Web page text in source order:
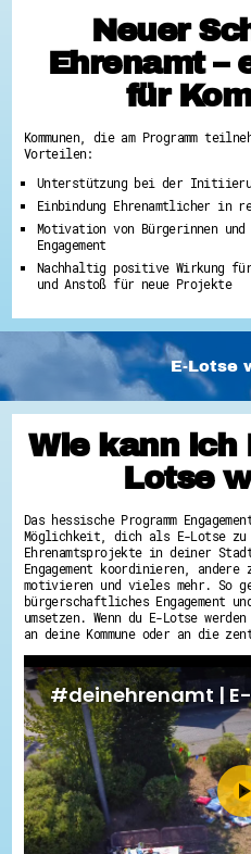
Neuer
Ehrenamt –
für
Kommunen, die am Programm
Vorteilen:
Unterstützung bei der
Einbindung Ehrenamtlicher in
Motivation von Bürgerinnen
Engagement
Nachhaltig positive Wirkung für
und Anstoß für neue Projekte
E-Lotse
Wie kann ich
Lotse
Das hessische Programm
Möglichkeit, dich als E-Lotse
Ehrenamtsprojekte in deiner
Engagement koordinieren,
motivieren und vieles mehr. So
bürgerschaftliches Engagement
umsetzen. Wenn du E-Lotse
an deine Kommune oder an die